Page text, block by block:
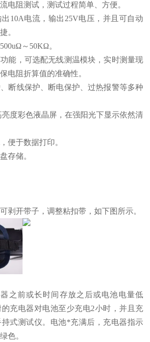
电阻测试，测试过程简单、方便。
10A电流，输出25V电压，并且可自动
。
～50KΩ。
能，可选配无线测温模块，实时测量现
电阻折算值的准确性。
断线保护、断电保护、过热报警等多种
亮度彩色液晶屏，在强阳光下显示依然清
便于数据打印。
存储。
剥开带子，调整粘扣带，如下图所示。
之前或长时间存放之后或电池电量低
充电器对电池至少充电2小时，并且充
式测试仪。电池*充满后，充电器指示
色。